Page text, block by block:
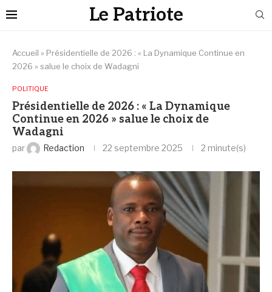
Le Patriote
Accueil » Présidentielle de 2026 : « La Dynamique Continue en
2026 » salue le choix de Wadagni
POLITIQUE
Présidentielle de 2026 : « La Dynamique
Continue en 2026 » salue le choix de
Wadagni
par Redaction 22 septembre 2025 2 minute(s)